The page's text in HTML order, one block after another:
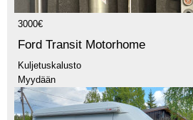
3000€
Ford Transit Motorhome
Kuljetuskalusto
Myydään